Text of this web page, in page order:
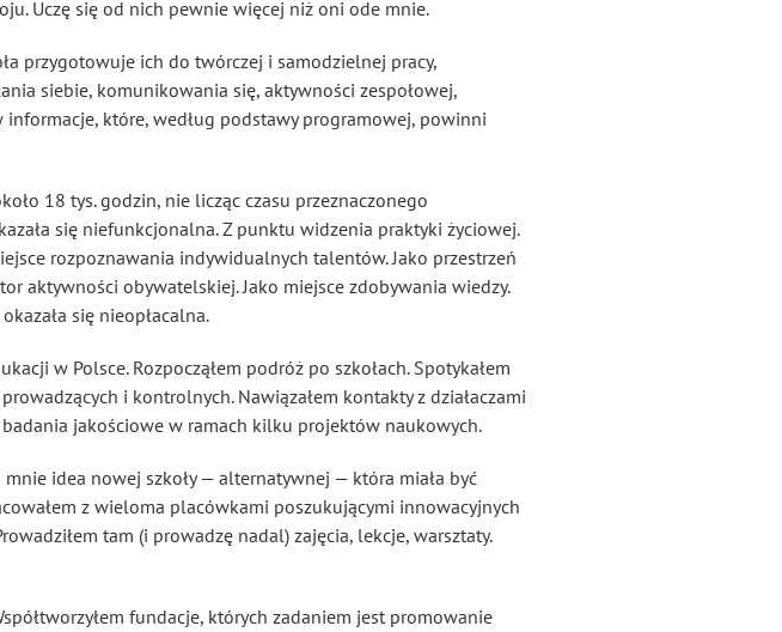
Uczę się od nich pewnie więcej niż oni ode mnie.
przygotowuje ich do twórczej i samodzielnej pracy,
siebie, komunikowania się, aktywności zespołowej,
które, według podstawy programowej, powinni
18 tys. godzin, nie licząc czasu przeznaczonego
się niefunkcjonalna. Z punktu widzenia praktyki życiowej.
rozpoznawania indywidualnych talentów. Jako przestrzeń
aktywności obywatelskiej. Jako miejsce zdobywania wiedzy.
się nieopłacalna.
w Polsce. Rozpocząłem podróż po szkołach. Spotykałem
i kontrolnych. Nawiązałem kontakty z działaczami
jakościowe w ramach kilku projektów naukowych.
idea nowej szkoły — alternatywnej — która miała być
z wieloma placówkami poszukującymi innowacyjnych
tam (i prowadzę nadal) zajęcia, lekcje, warsztaty.
fundacje, których zadaniem jest promowanie